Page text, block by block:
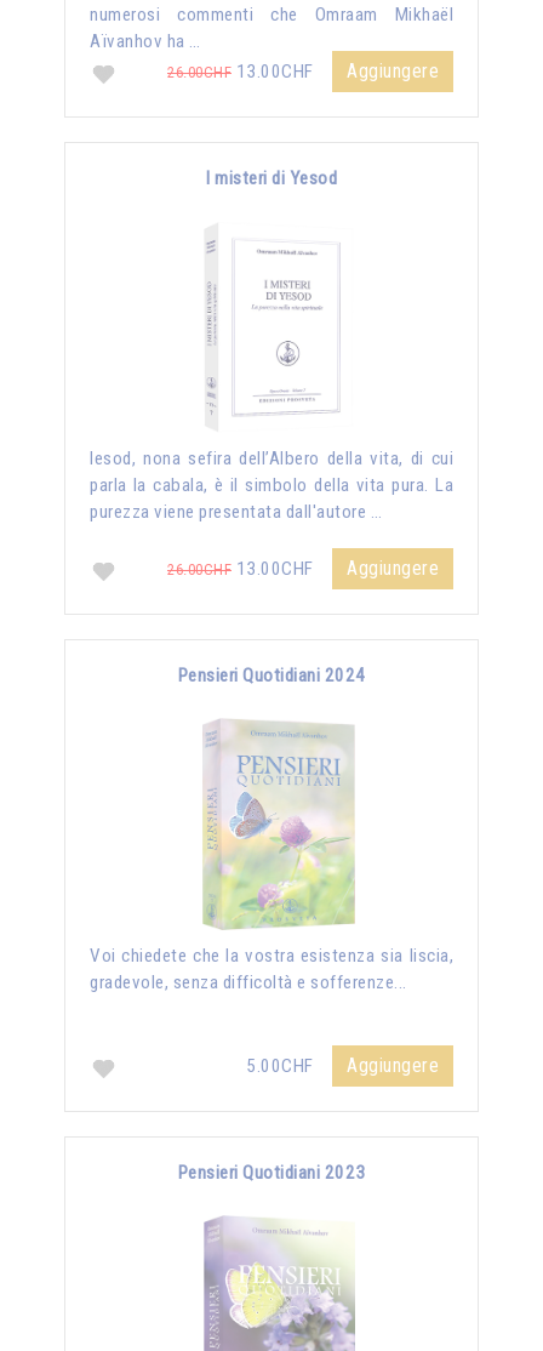
numerosi commenti che Omraam Mikhaël
Aïvanhov ha …
26.00CHF 13.00CHF Aggiungere
I misteri di Yesod
Iesod, nona sefira dell’Albero della vita, di cui
parla la cabala, è il simbolo della vita pura. La
purezza viene presentata dall'autore …
26.00CHF 13.00CHF Aggiungere
Pensieri Quotidiani 2024
Voi chiedete che la vostra esistenza sia liscia,
gradevole, senza difficoltà e sofferenze...
5.00CHF Aggiungere
Pensieri Quotidiani 2023